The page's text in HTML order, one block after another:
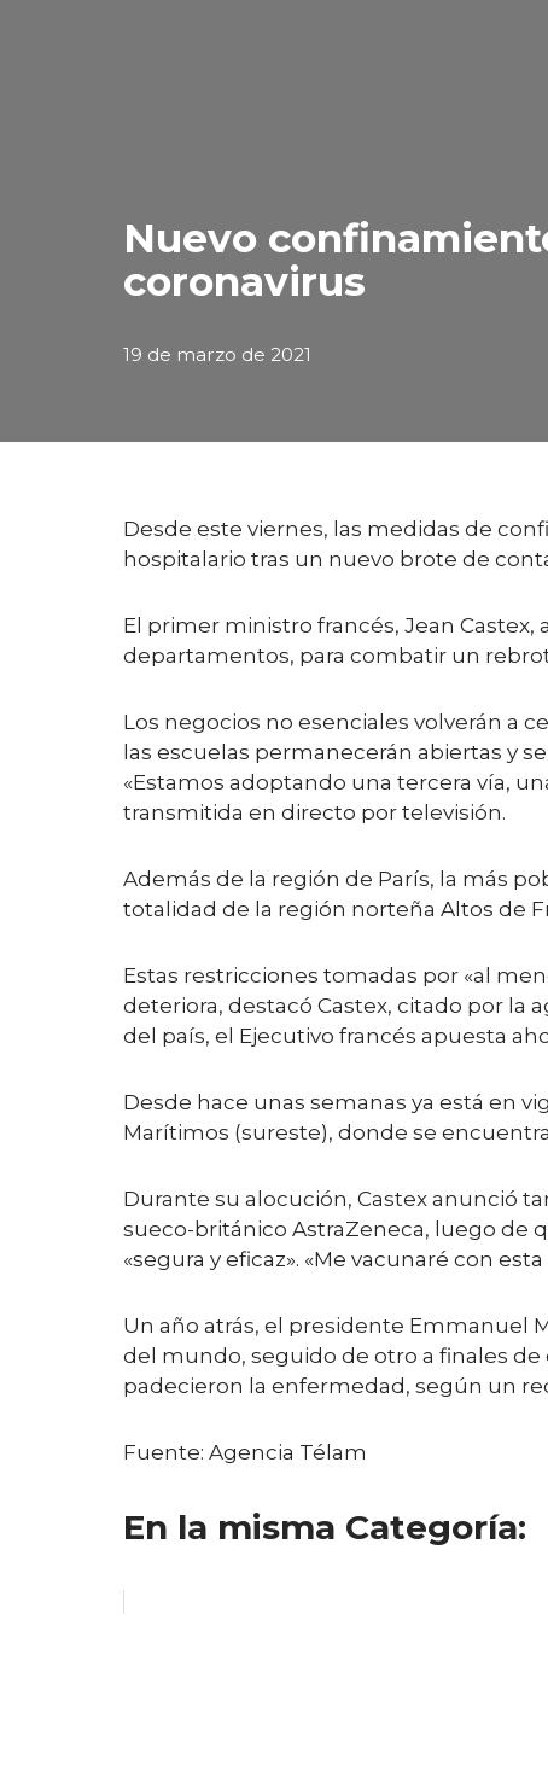
Nuevo
coronavirus
19 de marzo de 2021
Desde este viernes, las medidas de
hospitalario tras un nuevo brote de
El primer ministro francés, Jean
departamentos, para combatir un
Los negocios no esenciales volverán a
las escuelas permanecerán abiertas y
«Estamos adoptando una tercera vía,
transmitida en directo por televisión.
Además de la región de París, la más
totalidad de la región norteña Altos de
Estas restricciones tomadas por «al
deteriora, destacó Castex, citado por la
del país, el Ejecutivo francés apuesta
Desde hace unas semanas ya está en
Marítimos (sureste), donde se
Durante su alocución, Castex anunció
sueco-británico AstraZeneca, luego de
«segura y eficaz». «Me vacunaré con
Un año atrás, el presidente Emmanuel
del mundo, seguido de otro a finales de
padecieron la enfermedad, según un
Fuente: Agencia Télam
En la misma Categoría: